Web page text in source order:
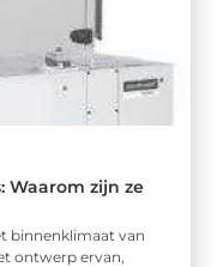
zijn ze
binnenklimaat van
ontwerp ervan,